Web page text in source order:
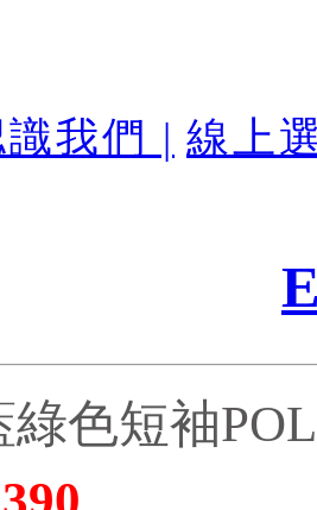
我們 | 線上
色短袖